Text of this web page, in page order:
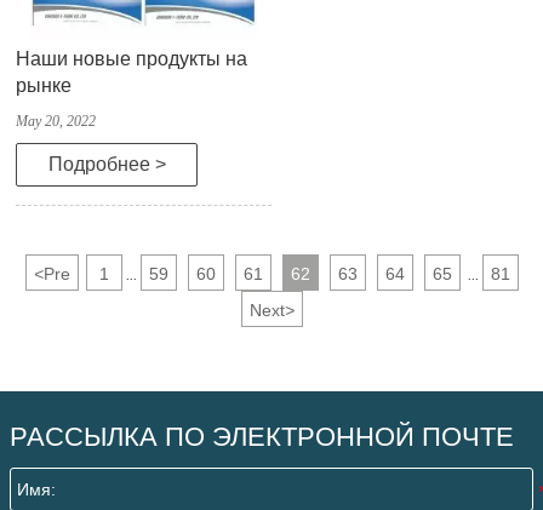
Наши новые продукты на
рынке
May 20, 2022
Подробнее >
<Pre 1 59 60 61 62 63 64 65
81
Next>
РАССЫЛКА ПО ЭЛЕКТРОННОЙ ПОЧТЕ